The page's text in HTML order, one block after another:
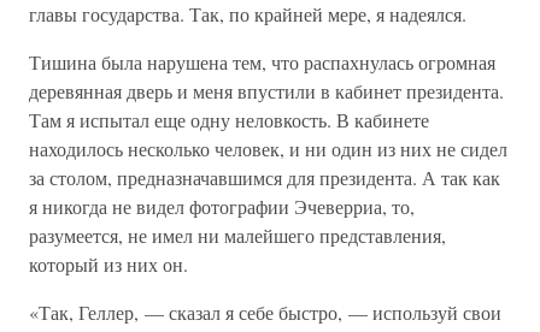
главы государства. Так, по крайней мере, я надеялся.
Тишина была нарушена тем, что распахнулась огромная
деревянная дверь и меня впустили в кабинет президента.
Там я испытал еще одну неловкость. В кабинете
находилось несколько человек, и ни один из них не сидел
за столом, предназначавшимся для президента. А так как
я никогда не видел фотографии Эчеверриа, то,
разумеется, не имел ни малейшего представления,
который из них он.
«Так, Геллер, — сказал я себе быстро, — используй свои